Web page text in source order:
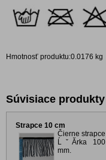
Hmotnosť produktu:0.0176 kg
Súvisiace produkty
Strapce 10 cm
Čierne strapce
ĹˇĂ­rka 100
mm.